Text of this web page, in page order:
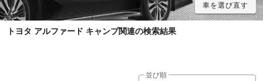
車を選び直す
トヨタ アルファード キャンプ関連の検索結果
並び順